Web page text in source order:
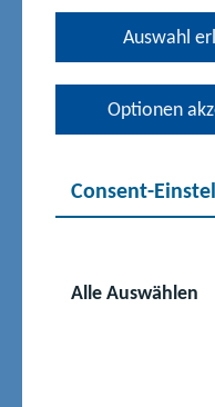
Auswahl
Optionen
Consent-
Alle Auswählen
oberste Schulbehörde,
Schulämter und die
ausübt. Außerdem
Die Schulämter als
Rechtsverordnung
Das Referat 220 des
Kindertagesförderung